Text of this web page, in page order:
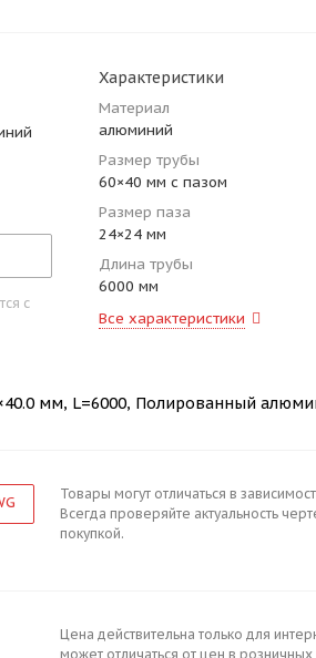
с
Характеристики
Материал
алюминий
Размер трубы
60×40 мм с пазом
Размер паза
24×24 мм
Длина трубы
6000 мм
Все характеристики
мм, L=6000, Полированный
Товары могут отличаться в
Всегда проверяйте актуальность
покупкой.
Цена действительна только для
может отличаться от цен в розничных